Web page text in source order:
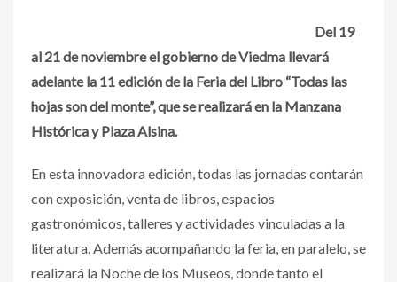
Del 19
al 21 de noviembre el gobierno de Viedma llevará
adelante la 11 edición de la Feria del Libro “Todas las
hojas son del monte”, que se realizará en la Manzana
Histórica y Plaza Alsina.
En esta innovadora edición, todas las jornadas contarán
con exposición, venta de libros, espacios
gastronómicos, talleres y actividades vinculadas a la
literatura. Además acompañando la feria, en paralelo, se
realizará la Noche de los Museos, donde tanto el